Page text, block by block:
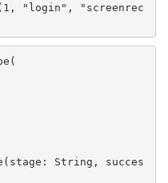
"login", "screenrec
String, succes